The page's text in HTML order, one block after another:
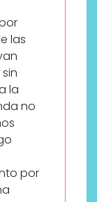
las
la
no
por